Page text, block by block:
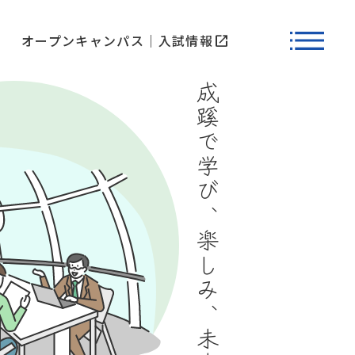
オープンキャンパス 入試情報 open_in_new
成蹊で学び、楽しみ、未来へ。